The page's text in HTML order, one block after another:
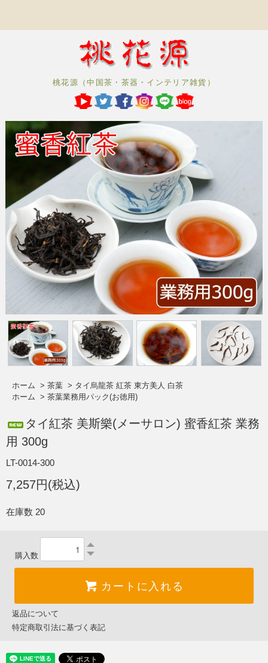
桃花源（中国茶・茶器・インテリア雑貨）
ホーム > 茶葉 > タイ烏龍茶 紅茶 東方美人 白茶
ホーム > 茶葉業務用パック(お徳用)
タイ紅茶 美斯樂(メーサロン) 蜜香紅茶 業務
用 300g
LT-0014-300
7,257円(税込)
在庫数 20
購入数
カートに入れる
返品について
特定商取引法に基づく表記